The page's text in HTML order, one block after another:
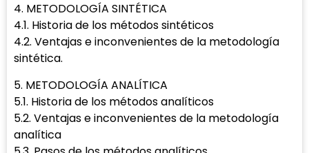
4. METODOLOGÍA SINTÉTICA
4.1. Historia de los métodos sintéticos
4.2. Ventajas e inconvenientes de la metodología
sintética.
5. METODOLOGÍA ANALÍTICA
5.1. Historia de los métodos analíticos
5.2. Ventajas e inconvenientes de la metodología
analítica